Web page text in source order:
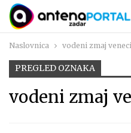
Naslovnica vodeni zmaj
PREGLED OZNAKA
vodeni zmaj